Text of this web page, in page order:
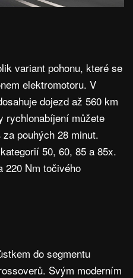
variant pohonu, které se
elektromotoru. V
dojezd až 560 km
rychlonabíjení můžete
pouhých 28 minut.
50, 60, 85 a 85x.
220 Nm točivého
do segmentu
Svým moderním